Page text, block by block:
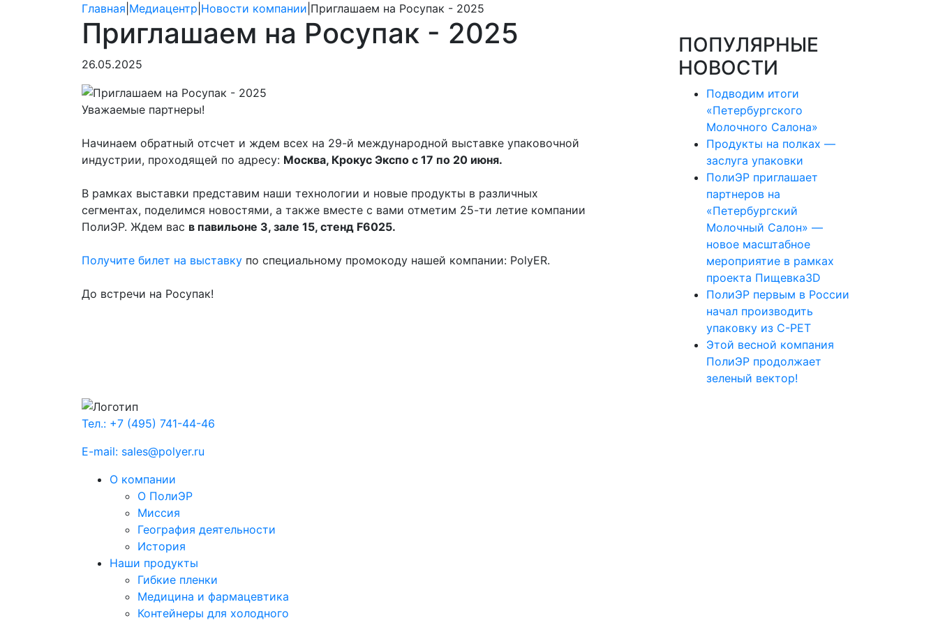
Главная Медиацентр Новости компании Приглашаем на Росупак - 2025
Приглашаем на Росупак - 2025
26.05.2025
Уважаемые партнеры!
Начинаем обратный отсчет и ждем всех на 29-й международной выставке упаковочной
индустрии, проходящей по адресу: Москва, Крокус Экспо с 17 по 20 июня.
В рамках выставки представим наши технологии и новые продукты в различных
сегментах, поделимся новостями, а также вместе с вами отметим 25-ти летие компании
ПолиЭР. Ждем вас в павильоне 3, зале 15, стенд F6025.
Получите билет на выставку по специальному промокоду нашей компании: PolyER.
До встречи на Росупак!
ПОПУЛЯРНЫЕ
НОВОСТИ
Подводим итоги
«Петербургского
Молочного Салона»
Продукты на полках —
заслуга упаковки
ПолиЭР приглашает
партнеров на
«Петербургский
Молочный Салон» —
новое масштабное
мероприятие в рамках
проекта Пищевка3D
ПолиЭР первым в России
начал производить
упаковку из С-РЕТ
Этой весной компания
ПолиЭР продолжает
зеленый вектор!
Тел.: +7 (495) 741-44-46
E-mail: sales@polyer.ru
О компании
О ПолиЭР
Миссия
География деятельности
История
Наши продукты
Гибкие пленки
Медицина и фармацевтика
Контейнеры для холодного